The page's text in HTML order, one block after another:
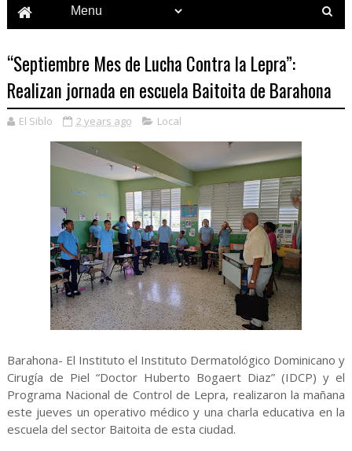
“Septiembre Mes de Lucha Contra la Lepra”:
Realizan jornada en escuela Baitoita de Barahona
El Siblo 2 years ago Local
Barahona- El Instituto el Instituto Dermatológico Dominicano y
Cirugía de Piel “Doctor Huberto Bogaert Diaz” (IDCP) y el
Programa Nacional de Control de Lepra, realizaron la mañana
este jueves un operativo médico y una charla educativa en la
escuela del sector Baitoita de esta ciudad.